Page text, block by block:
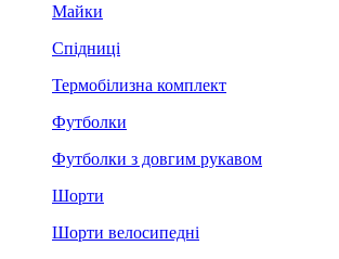
Майки
Спідниці
Термобілизна комплект
Футболки
Футболки з довгим рукавом
Шорти
Шорти велосипедні